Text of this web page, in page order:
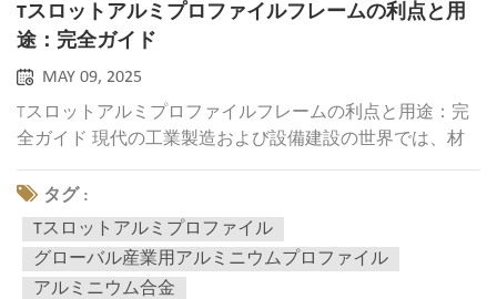
Tスロットアルミプロファイルフレームの利点と用
途：完全ガイド
MAY 09, 2025
Tスロットアルミプロファイルフレームの利点と用途：完
全ガイド 現代の工業製造および設備建設の世界では、材
料の静かな革命が起こっています。Tスロットアルミプロ
ファイルフレームは、従来の鉄骨構造に徐々に取って代わ
り、効率的で柔軟性が高く、環境に優しいソリューション
の理想的な選択肢となりつつあります。データ...
タグ :
Tスロットアルミプロファイル
グローバル産業用アルミニウムプロファイル
アルミニウム合金